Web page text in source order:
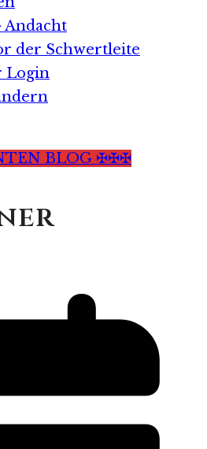
Andacht
der Schwertleite
Login
BLOG ✠✠✠